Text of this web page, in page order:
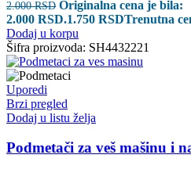
2.000RSD Originalna cena je bila:
2.000 RSD.1.750 RSDTrenutna
Dodaj u korpu
Šifra proizvoda: SH4432221
Uporedi
Brzi pregled
Dodaj u listu želja
Podmetači za veš mašinu i